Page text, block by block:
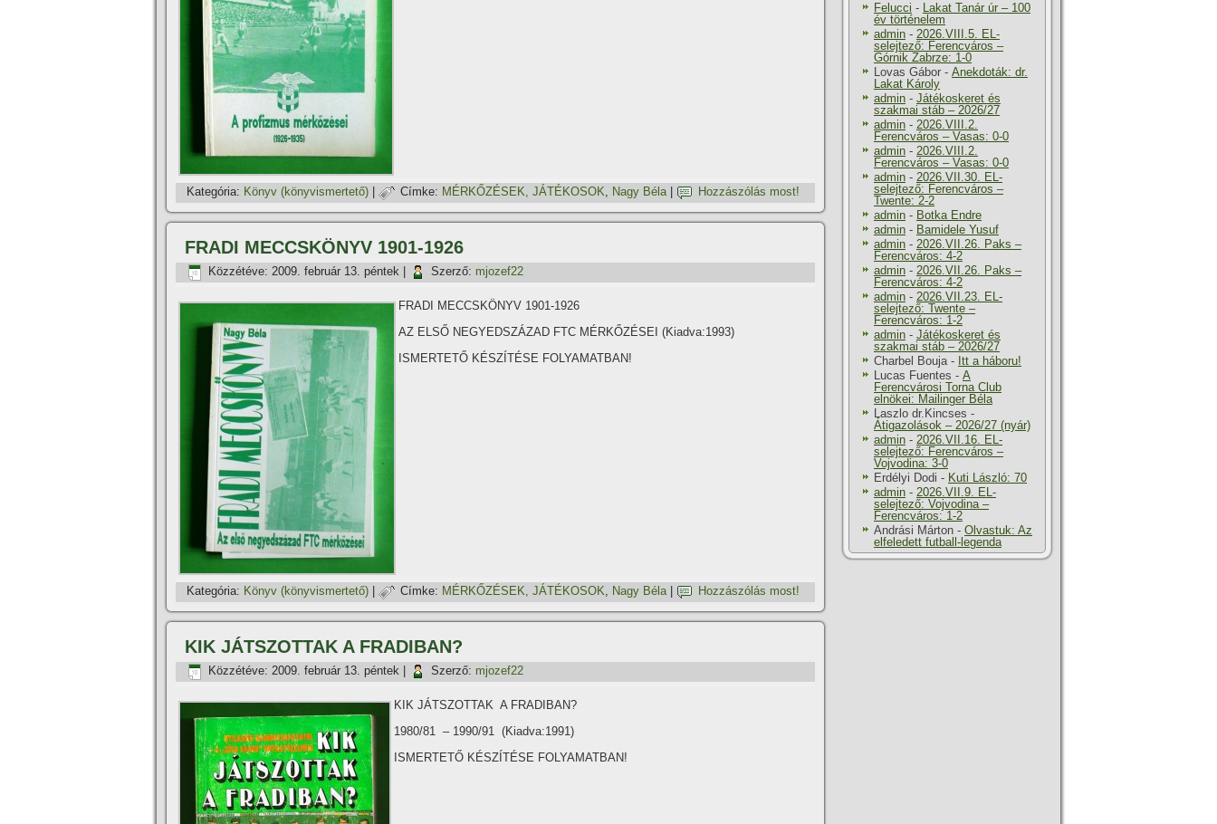
Kategória: Könyv (könyvismertető) Címke: MÉRKŐZÉSEK, JÁTÉKOSOK, Nagy Béla| Hozzászólás most!
FRADI MECCSKÖNYV 1901-1926
Közzétéve: 2009. február 13. péntek Szerző: mjozef22
FRADI MECCSKÖNYV 1901-1926
AZ ELSŐ NEGYEDSZÁZAD FTC MÉRKŐZÉSEI (Kiadva:1993)
ISMERTETŐ KÉSZÍTÉSE FOLYAMATBAN!
Kategória: Könyv (könyvismertető) Címke: MÉRKŐZÉSEK, JÁTÉKOSOK, Nagy Béla| Hozzászólás most!
KIK JÁTSZOTTAK A FRADIBAN?
Közzétéve: 2009. február 13. péntek Szerző: mjozef22
KIK JÁTSZOTTAK A FRADIBAN?
1980/81 – 1990/91 (Kiadva:1991)
ISMERTETŐ KÉSZÍTÉSE FOLYAMATBAN!
Felucci - Lakat Tanár úr – 100
év történelem
admin - 2026.VIII.5. EL-
selejtező: Ferencváros –
Górnik Zabrze: 1-0
Lovas Gábor - Anekdoták: dr.
Lakat Károly
admin - Játékoskeret és
szakmai stáb – 2026/27
admin - 2026.VIII.2.
Ferencváros – Vasas: 0-0
admin - 2026.VIII.2.
Ferencváros – Vasas: 0-0
admin - 2026.VII.30. EL-
selejtező: Ferencváros –
Twente: 2-2
admin - Botka Endre
admin - Bamidele Yusuf
admin - 2026.VII.26. Paks –
Ferencváros: 4-2
admin - 2026.VII.26. Paks –
Ferencváros: 4-2
admin - 2026.VII.23. EL-
selejtező: Twente –
Ferencváros: 1-2
admin - Játékoskeret és
szakmai stáb – 2026/27
Charbel Bouja- Itt a háboru!
Lucas Fuentes - A
Ferencvárosi Torna Club
elnökei: Mailinger Béla
Laszlo dr.Kincses -
Átigazolások – 2026/27 (nyár)
admin - 2026.VII.16. EL-
selejtező: Ferencváros –
Vojvodina: 3-0
Erdélyi Dodi - Kuti László: 70
admin - 2026.VII.9. EL-
selejtező: Vojvodina –
Ferencváros: 1-2
Andrási Márton - Olvastuk: Az
elfeledett futball-legenda